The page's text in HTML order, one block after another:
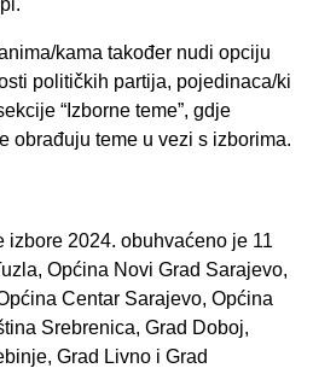
kama također nudi opciju
političkih partija, pojedinaca/ki
“Izborne teme”, gdje
obrađuju teme u vezi s izborima.
izbore 2024. obuhvaćeno je 11
Općina Novi Grad Sarajevo,
Centar Sarajevo, Općina
Srebrenica, Grad Doboj,
Grad Livno i Grad